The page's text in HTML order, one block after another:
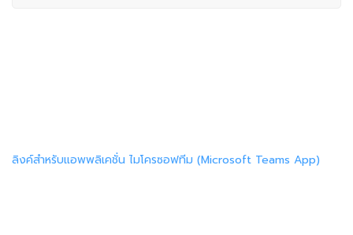
ลิงค์สำหรับแอพพลิเคชั่น ไมโครซอฟทีม (Microsoft Teams App)